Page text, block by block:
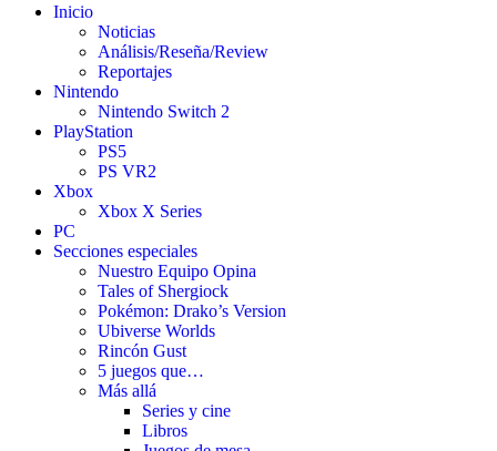
Inicio
Noticias
Análisis/Reseña/Review
Reportajes
Nintendo
Nintendo Switch 2
PlayStation
PS5
PS VR2
Xbox
Xbox X Series
PC
Secciones especiales
Nuestro Equipo Opina
Tales of Shergiock
Pokémon: Drako’s Version
Ubiverse Worlds
Rincón Gust
5 juegos que…
Más allá
Series y cine
Libros